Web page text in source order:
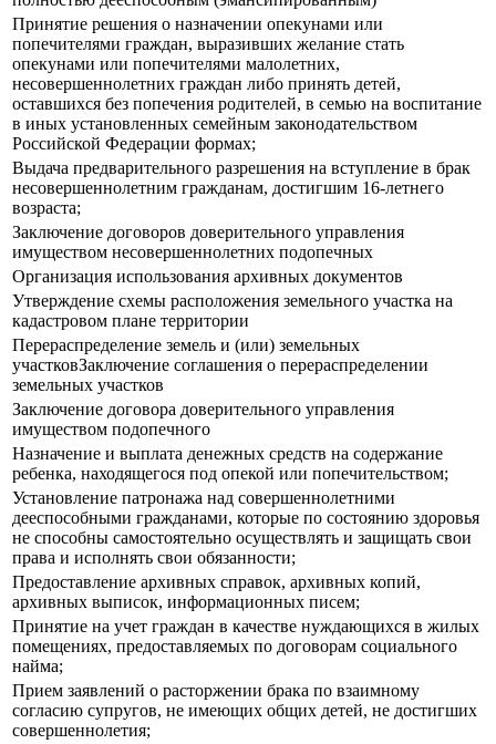
Принятие решения о назначении опекунами или
попечителями граждан, выразивших желание стать
опекунами или попечителями малолетних,
несовершеннолетних граждан либо принять детей,
оставшихся без попечения родителей, в семью на воспитание
в иных установленных семейным законодательством
Российской Федерации формах;
Выдача предварительного разрешения на вступление в брак
несовершеннолетним гражданам, достигшим 16-летнего
возраста;
Заключение договоров доверительного управления
имуществом несовершеннолетних подопечных
Организация использования архивных документов
Утверждение схемы расположения земельного участка на
кадастровом плане территории
Перераспределение земель и (или) земельных
участковЗаключение соглашения о перераспределении
земельных участков
Заключение договора доверительного управления
имуществом подопечного
Назначение и выплата денежных средств на содержание
ребенка, находящегося под опекой или попечительством;
Установление патронажа над совершеннолетними
дееспособными гражданами, которые по состоянию здоровья
не способны самостоятельно осуществлять и защищать свои
права и исполнять свои обязанности;
Предоставление архивных справок, архивных копий,
архивных выписок, информационных писем;
Принятие на учет граждан в качестве нуждающихся в жилых
помещениях, предоставляемых по договорам социального
найма;
Прием заявлений о расторжении брака по взаимному
согласию супругов, не имеющих общих детей, не достигших
совершеннолетия;